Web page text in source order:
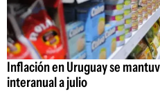
Inflación en Uruguay se
interanual a julio